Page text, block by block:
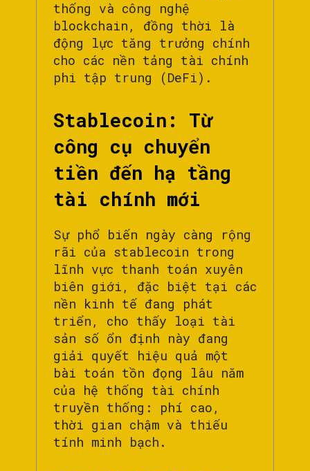
thống và công nghệ
blockchain, đồng thời là
động lực tăng trưởng chính
cho các nền tảng tài chính
phi tập trung (DeFi).
Stablecoin: Từ
công cụ chuyển
tiền đến hạ tầng
tài chính mới
Sự phổ biến ngày càng rộng
rãi của stablecoin trong
lĩnh vực thanh toán xuyên
biên giới, đặc biệt tại các
nền kinh tế đang phát
triển, cho thấy loại tài
sản số ổn định này đang
giải quyết hiệu quả một
bài toán tồn đọng lâu năm
của hệ thống tài chính
truyền thống: phí cao,
thời gian chậm và thiếu
tính minh bạch.